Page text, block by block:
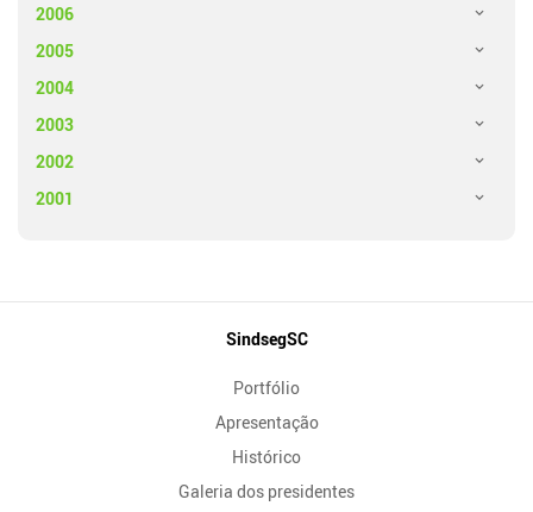
2006
2005
2004
2003
2002
2001
SindsegSC
Portfólio
Apresentação
Histórico
Galeria dos presidentes